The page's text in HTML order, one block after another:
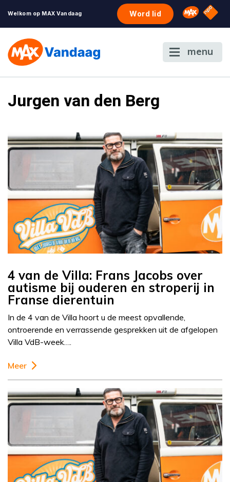
Welkom op MAX Vandaag Word lid Omroep
NPO
menu
Jurgen van den Berg
4 van de Villa: Frans Jacobs over
autisme bij ouderen en stroperij in
Franse dierentuin
In de 4 van de Villa hoort u de meest opvallende,
ontroerende en verrassende gesprekken uit de afgelopen
Villa VdB-week….
Meer